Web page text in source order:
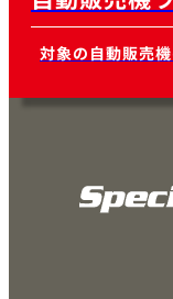
対象の自動販売